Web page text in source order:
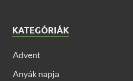
KATEGÓRIÁK
Advent
Anyák napja